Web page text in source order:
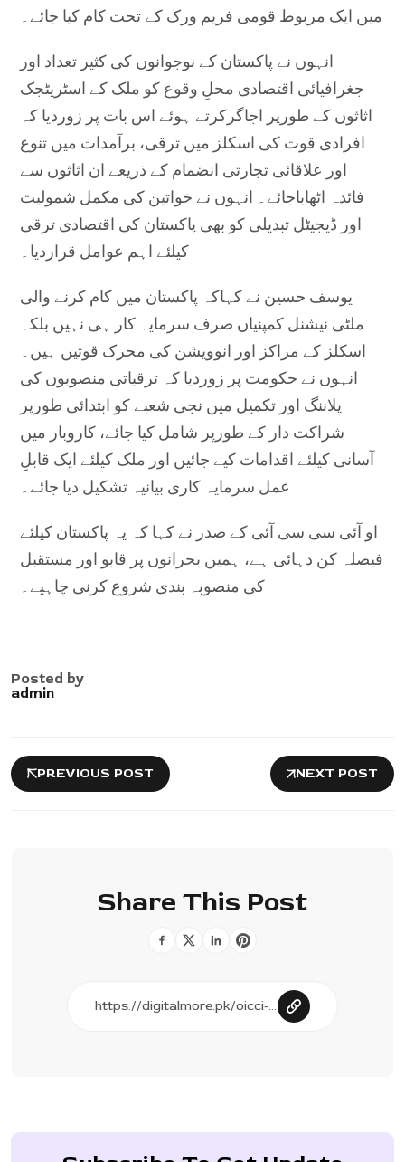
میں ایک مربوط قومی فریم ورک کے تحت کام کیا جائے۔
انہوں نے پاکستان کے نوجوانوں کی کثیر تعداد اور
جغرافیائی اقتصادی محلِ وقوع کو ملک کے اسٹریٹجک
اثاثوں کے طورپر اجاگرکرتے ہوئے اس بات پر زوردیا کہ
افرادی قوت کی اسکلز میں ترقی، برآمدات میں تنوع
اور علاقائی تجارتی انضمام کے ذریعے ان اثاثوں سے
فائدہ اٹھایاجائے۔ انہوں نے خواتین کی مکمل شمولیت
اور ڈیجیٹل تبدیلی کو بھی پاکستان کی اقتصادی ترقی
کیلئے اہم عوامل قراردیا۔
یوسف حسین نے کہاکہ پاکستان میں کام کرنے والی
ملٹی نیشنل کمپنیاں صرف سرمایہ کار ہی نہیں بلکہ
اسکلز کے مراکز اور انوویشن کی محرک قوتیں ہیں۔
انہوں نے حکومت پر زوردیا کہ ترقیاتی منصوبوں کی
پلاننگ اور تکمیل میں نجی شعبے کو ابتدائی طورپر
شراکت دار کے طورپر شامل کیا جائے، کاروبار میں
آسانی کیلئے اقدامات کیے جائیں اور ملک کیلئے ایک قابلِ
عمل سرمایہ کاری بیانیہ تشکیل دیا جائے۔
او آئی سی سی آئی کے صدر نے کہا کہ یہ پاکستان کیلئے
فیصلہ کن دہائی ہے، ہمیں بحرانوں پر قابو اور مستقبل
کی منصوبہ بندی شروع کرنی چاہیے۔
Posted by
admin
PREVIOUS POST NEXT POST
Share This Post